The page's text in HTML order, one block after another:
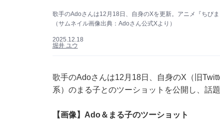
歌手のAdoさんは12月18日、自身のXを更新。アニメ『ちび
（サムネイル画像出典：Adoさん公式Xより）
2025.12.18
堀井 ユウ
歌手のAdoさんは12月18日、自身のX（旧
系）のまる子とのツーショットを公開し、話
【画像】Ado＆まる子のツーショット